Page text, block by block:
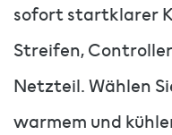
sofort startklarer
Streifen,
Netzteil. Wählen
warmem und